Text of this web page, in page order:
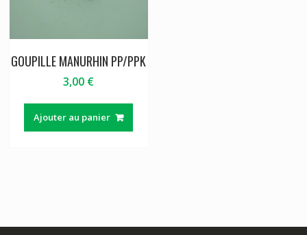
GOUPILLE MANURHIN PP/PPK
3,00 €
Ajouter au panier